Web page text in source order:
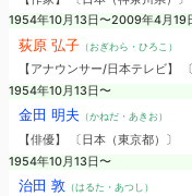
1954年10月13日〜2009年4月19
荻原 弘子（おぎわら・ひろこ）
【アナウンサー/日本テレビ】
1954年10月13日〜
金田 明夫 （かねだ・あきお）
【俳優】 〔日本（東京都）〕
1954年10月13日〜
治田 敦（はるた・あつし）